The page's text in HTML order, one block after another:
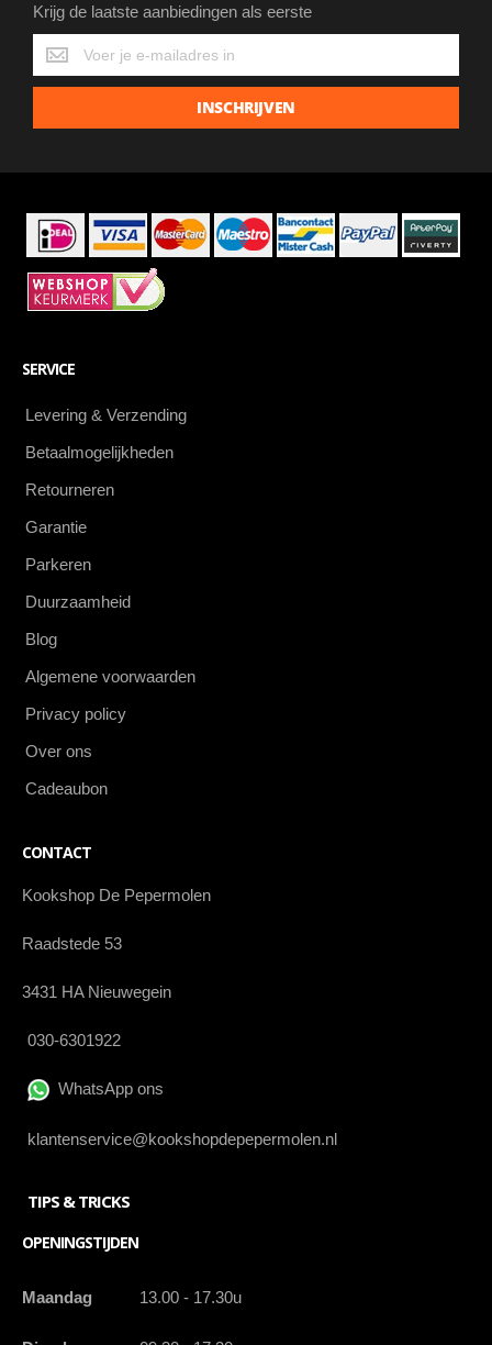
Krijg de laatste aanbiedingen als eerste
Krijg
de
laatste
INSCHRIJVEN
SERVICE
Levering & Verzending
Betaalmogelijkheden
Retourneren
Garantie
Parkeren
Duurzaamheid
Blog
Algemene voorwaarden
Privacy policy
Over ons
Cadeaubon
CONTACT
Kookshop De Pepermolen
Raadstede 53
3431 HA Nieuwegein
030-6301922
WhatsApp ons
klantenservice@kookshopdepepermolen.nl
TIPS & TRICKS
OPENINGSTIJDEN
Maandag 13.00 - 17.30u